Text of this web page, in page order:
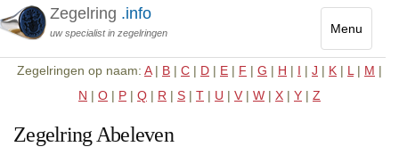
Menu
Toggle
Zegelring .info
uw specialist in zegelringen
Zegelringen op naam: A| B | C | D | E | F | G | H | I | J | K | L | M |
N | O | P | Q | R | S | T | U | V | W | X | Y | Z
Zegelring Abeleven